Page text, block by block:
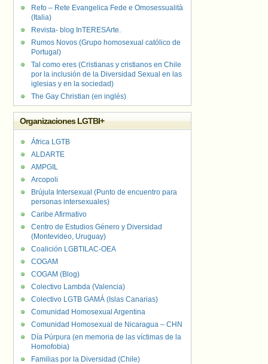
Refo – Rete Evangelica Fede e Omosessualità
(Italia)
Revista- blog InTERESArte.
Rumos Novos (Grupo homosexual católico de
Portugal)
Tal como eres (Cristianas y cristianos en Chile
por la inclusión de la Diversidad Sexual en las
iglesias y en la sociedad)
The Gay Christian (en inglés)
Organizaciones LGTBI+
África LGTB
ALDARTE
AMPGIL
Arcopoli
Brújula Intersexual (Punto de encuentro para
personas intersexuales)
Caribe Afirmativo
Centro de Estudios Género y Diversidad
(Montevideo, Uruguay)
Coalición LGBTILAC-OEA
COGAM
COGAM (Blog)
Colectivo Lambda (Valencia)
Colectivo LGTB GAMÁ (Islas Canarias)
Comunidad Homosexual Argentina
Comunidad Homosexual de Nicaragua – CHN
Día Púrpura (en memoria de las víctimas de la
Homofobia)
Familias por la Diversidad (Chile)